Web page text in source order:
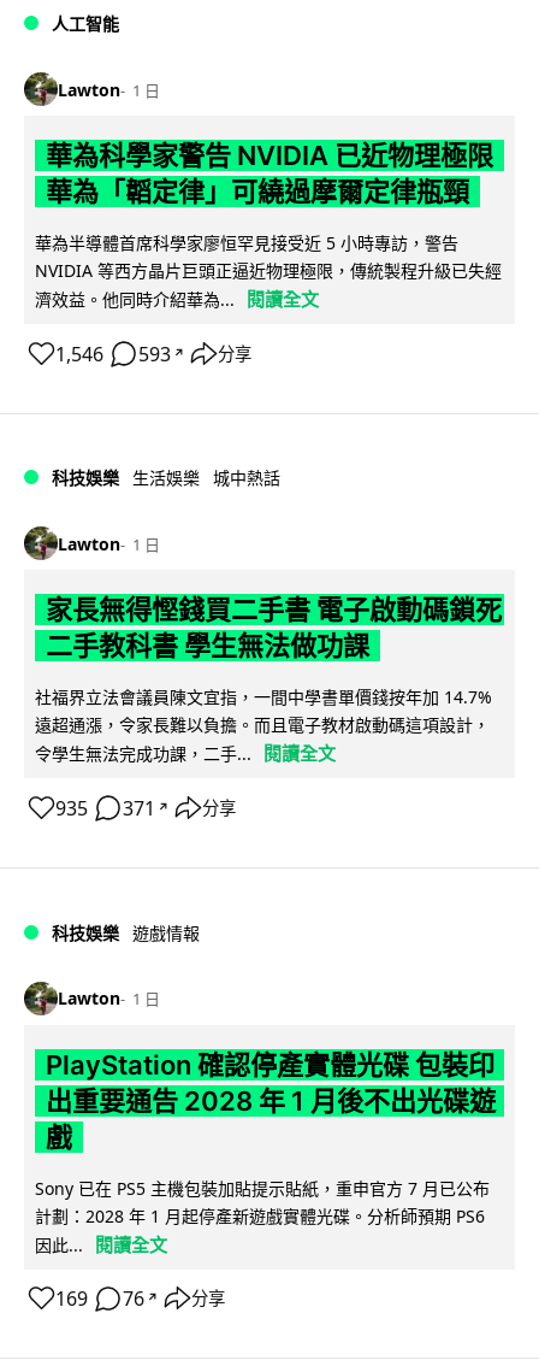
人工智能
Lawton 1 日
華為科學家警告 NVIDIA 已近物理極限
華為「韜定律」可繞過摩爾定律瓶頸
華為半導體首席科學家廖恒罕見接受近 5 小時專訪，警告
NVIDIA 等西方晶片巨頭正逼近物理極限，傳統製程升級已失經
濟效益。他同時介紹華為...
閱讀全文
1,546 593 ↗ 分享
科技娛樂 生活娛樂 城中熱話
Lawton 1 日
家長無得慳錢買二手書 電子啟動碼鎖死
二手教科書 學生無法做功課
社福界立法會議員陳文宜指，一間中學書單價錢按年加 14.7%
遠超通漲，令家長難以負擔。而且電子教材啟動碼這項設計，
令學生無法完成功課，二手...
閱讀全文
935 371 ↗ 分享
科技娛樂 遊戲情報
Lawton 1 日
PlayStation 確認停產實體光碟 包裝印
出重要通告 2028 年 1 月後不出光碟遊
戲
Sony 已在 PS5 主機包裝加貼提示貼紙，重申官方 7 月已公布
計劃：2028 年 1 月起停產新遊戲實體光碟。分析師預期 PS6
因此...
閱讀全文
169 76 ↗ 分享